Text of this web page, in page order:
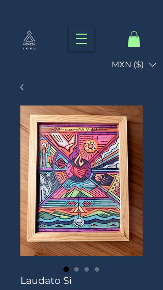
MXN ($)
Laudato Si